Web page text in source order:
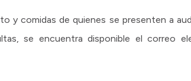
y comidas de quienes se presenten a
se encuentra disponible el correo